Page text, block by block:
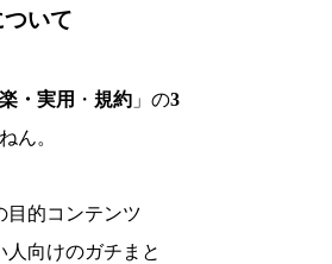
いて
・実用 ・規約 」の3
ん。
目的コンテンツ
人向けのガチまと